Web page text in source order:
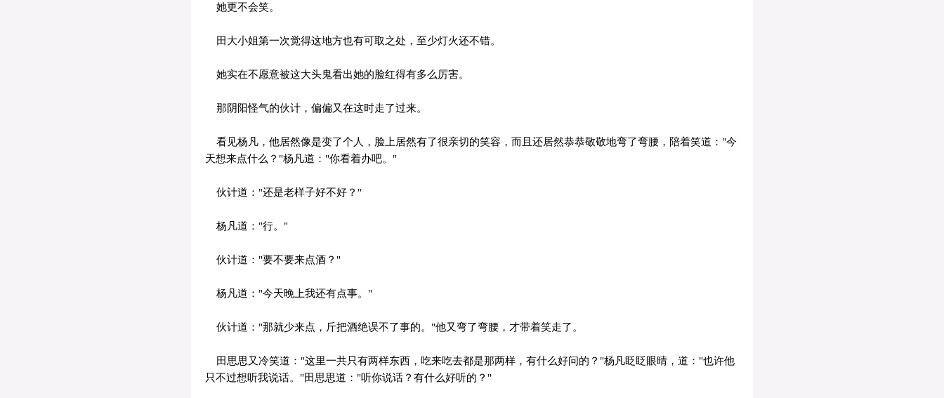
她更不会笑。
田大小姐第一次觉得这地方也有可取之处，至少灯火还不错。
她实在不愿意被这大头鬼看出她的脸红得有多么厉害。
那阴阳怪气的伙计，偏偏又在这时走了过来。
看见杨凡，他居然像是变了个人，脸上居然有了很亲切的笑容，而且还居然恭恭敬敬地弯了弯腰，陪着笑道："今
天想来点什么？"杨凡道："你看着办吧。"
伙计道："还是老样子好不好？"
杨凡道："行。"
伙计道："要不要来点酒？"
杨凡道："今天晚上我还有点事。"
伙计道："那就少来点，斤把酒绝误不了事的。"他又弯了弯腰，才带着笑走了。
田思思又冷笑道："这里一共只有两样东西，吃来吃去都是那两样，有什么好问的？"杨凡眨眨眼晴，道："也许他
只不过想听我说话。"田思思道："听你说话？有什么好听的？"